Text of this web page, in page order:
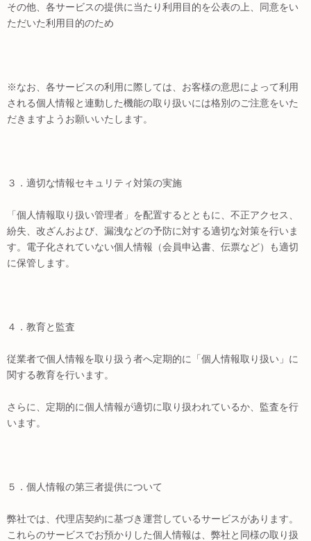
その他、各サービスの提供に当たり利用目的を公表の上、同意をい
ただいた利用目的のため
※なお、各サービスの利用に際しては、お客様の意思によって利用
される個人情報と連動した機能の取り扱いには格別のご注意をいた
だきますようお願いいたします。
３．適切な情報セキュリティ対策の実施
「個人情報取り扱い管理者」を配置するとともに、不正アクセス、
紛失、改ざんおよび、漏洩などの予防に対する適切な対策を行いま
す。電子化されていない個人情報（会員申込書、伝票など）も適切
に保管します。
４．教育と監査
従業者で個人情報を取り扱う者へ定期的に「個人情報取り扱い」に
関する教育を行います。
さらに、定期的に個人情報が適切に取り扱われているか、監査を行
います。
５．個人情報の第三者提供について
弊社では、代理店契約に基づき運営しているサービスがあります。
これらのサービスでお預かりした個人情報は、弊社と同様の取り扱